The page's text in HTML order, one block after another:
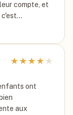
compte, et
c'est…
★ ★ ★ ★ ★
ont
aux